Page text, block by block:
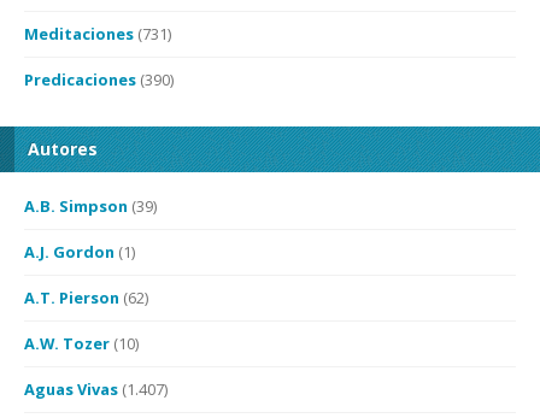
Meditaciones (731)
Predicaciones (390)
Autores
A.B. Simpson (39)
A.J. Gordon (1)
A.T. Pierson (62)
A.W. Tozer (10)
Aguas Vivas (1.407)